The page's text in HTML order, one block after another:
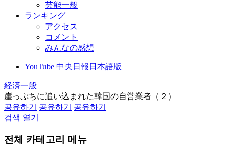
芸能一般
ランキング
アクセス
コメント
みんなの感想
YouTube 中央日報日本語版
経済一般
崖っぷちに追い込まれた韓国の自営業者（２）
공유하기
공유하기
공유하기
검색 열기
전체 카테고리 메뉴